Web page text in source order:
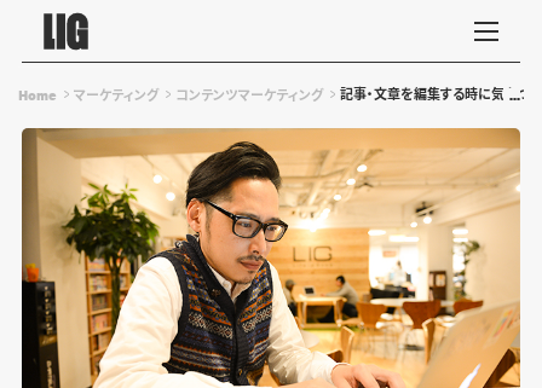
Home マーケティング コンテンツマーケティング 記事・文章を編集する時に気をつ